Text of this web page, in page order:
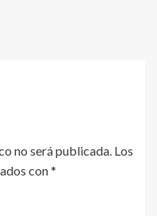
no será publicada. Los
con*